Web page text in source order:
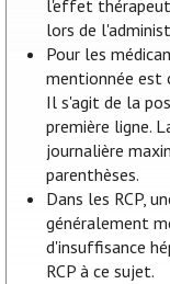
l'effet
lors de
Pour les
mentionnée est
Il s'agit de la
première ligne.
journalière
parenthèses.
Dans les RCP,
généralement
d'insuffisance
RCP à ce sujet.